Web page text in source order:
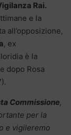
Rai.
e la
all’opposizione,
, ex
è la
dopo Rosa
Commissione,
per la
e vigileremo